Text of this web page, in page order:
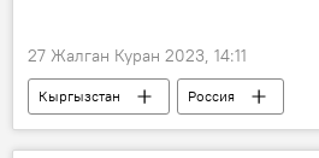
27 Жалган Куран 2023, 14:11
Кыргызстан
Россия
Жогорку окуу жайы
квота